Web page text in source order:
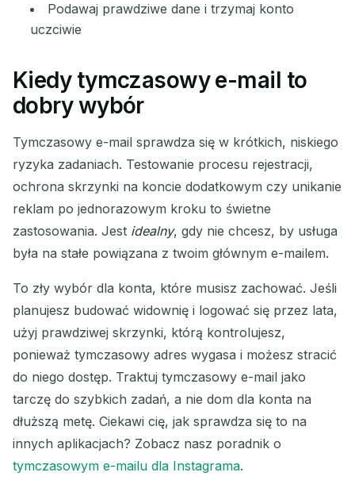
Podawaj prawdziwe dane i trzymaj konto
uczciwie
Kiedy tymczasowy e-mail to
dobry wybór
Tymczasowy e-mail sprawdza się w krótkich, niskiego
ryzyka zadaniach. Testowanie procesu rejestracji,
ochrona skrzynki na koncie dodatkowym czy unikanie
reklam po jednorazowym kroku to świetne
zastosowania. Jest idealny, gdy nie chcesz, by usługa
była na stałe powiązana z twoim głównym e-mailem.
To zły wybór dla konta, które musisz zachować. Jeśli
planujesz budować widownię i logować się przez lata,
użyj prawdziwej skrzynki, którą kontrolujesz,
ponieważ tymczasowy adres wygasa i możesz stracić
do niego dostęp. Traktuj tymczasowy e-mail jako
tarczę do szybkich zadań, a nie dom dla konta na
dłuższą metę. Ciekawi cię, jak sprawdza się to na
innych aplikacjach? Zobacz nasz poradnik o
tymczasowym e-mailu dla Instagrama.